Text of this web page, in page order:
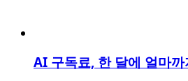
AI 구독료, 한 달에 얼마